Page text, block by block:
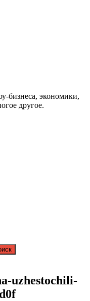
бизнеса, экономики,
другое.
uzhestochili-